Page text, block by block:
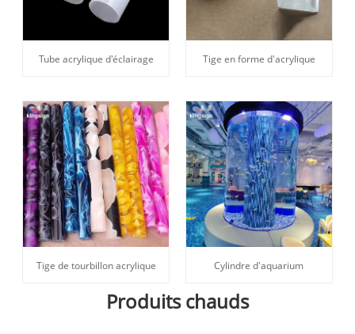
Tube acrylique d'éclairage Tige en forme d'acrylique
Tige de tourbillon acrylique Cylindre d'aquarium
Produits chauds